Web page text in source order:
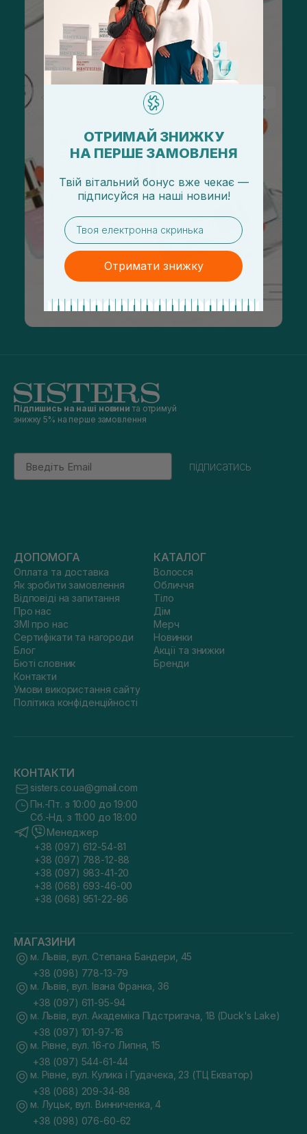
Підпишись на наші новини та отримуй
знижку 5% на перше замовлення
Email
підписатись
ДОПОМОГА
Оплата та доставка
Як зробити замовлення
Відповіді на запитання
Про нас
ЗМІ про нас
Сертифікати та нагороди
Блог
Бюті словник
Контакти
Умови використання сайту
Політика конфіденційності
КАТАЛОГ
Волосся
Обличчя
Тіло
Дім
Мерч
Новинки
Акції та знижки
Бренди
КОНТАКТИ
sisters.co.ua@gmail.com
Пн.-Пт. з 10:00 до 19:00
Сб.-Нд. з 11:00 до 18:00
Менеджер
+38 (097) 612-54-81
+38 (097) 788-12-88
+38 (097) 983-41-20
+38 (068) 693-46-00
+38 (068) 951-22-86
МАГАЗИНИ
м. Львів, вул. Степана Бандери, 45
+38 (098) 778-13-79
м. Львів, вул. Івана Франка, 36
+38 (097) 611-95-94
м. Львів, вул. Академіка Підстригача, 1В (Duck's Lake)
+38 (097) 101-97-16
м. Рівне, вул. 16-го Липня, 15
+38 (097) 544-61-44
м. Рівне, вул. Кулика і Гудачека, 23 (ТЦ Екватор)
+38 (068) 209-34-88
м. Луцьк, вул. Винниченка, 4
+38 (098) 076-60-62
ОТРИМАЙ ЗНИЖКУ
НА ПЕРШЕ ЗАМОВЛЕНЯ
Твій вітальний бонус вже чекає —
підписуйся на наші новини!
email
Отримати знижку